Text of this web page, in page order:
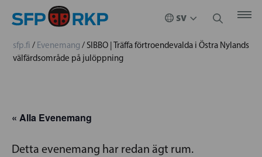
sfp.fi / Evenemang / SIBBO | Träffa förtroendevalda i Östra Nylands
välfärdsområde på julöppning
« Alla Evenemang
Detta evenemang har redan ägt rum.